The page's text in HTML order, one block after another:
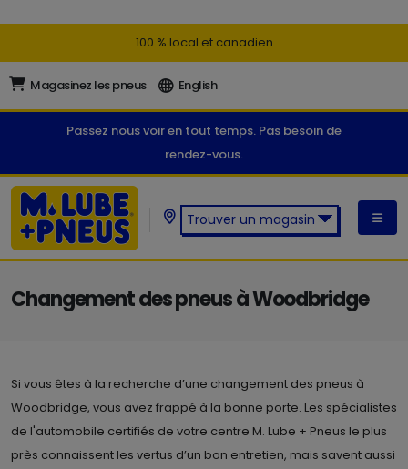
100 % local et canadien
Magasinez les pneus English
Passez nous voir en tout temps. Pas besoin de
rendez-vous.
Trouver un magasin
Pneus:
Changement des pneus à Woodbridge
Si vous êtes à la recherche d’une changement des pneus à
Woodbridge, vous avez frappé à la bonne porte. Les spécialistes
de l'automobile certifiés de votre centre M. Lube + Pneus le plus
près connaissent les vertus d’un bon entretien, mais savent aussi